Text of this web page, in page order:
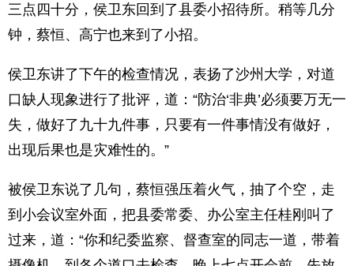
三点四十分，侯卫东回到了县委小招待所。稍等几分
钟，蔡恒、高宁也来到了小招。
侯卫东讲了下午的检查情况，表扬了沙州大学，对道
口缺人现象进行了批评，道：“防治‘非典’必须要万无一
失，做好了九十九件事，只要有一件事情没有做好，
出现后果也是灾难性的。”
被侯卫东说了几句，蔡恒强压着火气，抽了个空，走
到小会议室外面，把县委常委、办公室主任桂刚叫了
过来，道：“你和纪委监察、督查室的同志一道，带着